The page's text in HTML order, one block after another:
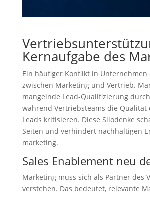
Kernaufgabe des
Ein häufiger Konflikt in Unternehmen
zwischen Marketing und Vertrieb.
mangelnde Lead-Qualifizierung
während Vertriebsteams die Qualität
Leads kritisieren. Diese Silodenke
Seiten und verhindert nachhaltigen
marketing.
Sales Enablement neu
Marketing muss sich als Partner des
verstehen. Das bedeutet, relevante